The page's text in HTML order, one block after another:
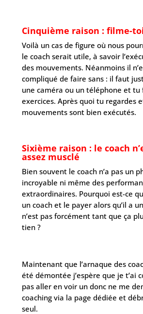
Cinquième raison : filme-
Voilà un cas de figure où nous
le coach serait utile, à savoir
des mouvements. Néanmoins il
compliqué de faire sans : il faut
une caméra ou un téléphone et tu
exercices. Après quoi tu regardes
mouvements sont bien exécutés.
Sixième raison : le coach
assez musclé
Bien souvent le coach n’a pas un
incroyable ni même des
extraordinaires. Pourquoi est-ce
un coach et le payer alors qu’il a
n’est pas forcément tant que ça
tien ?
Maintenant que l’arnaque des
été démontée j’espère que je t’ai
pas aller en voir un donc ne me
coaching via la page dédiée et
seul.